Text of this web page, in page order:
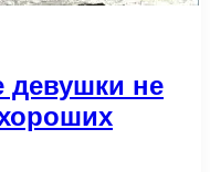
девушки не